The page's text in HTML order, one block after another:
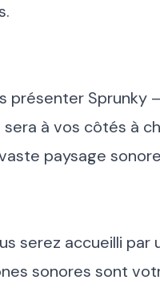
présenter Sprunky
à vos côtés à
paysage
serez accueilli par
sonores sont